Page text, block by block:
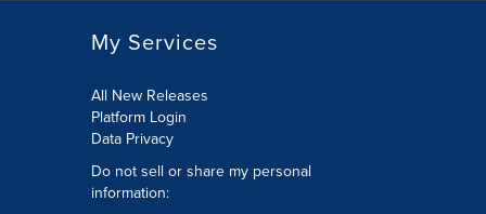
My Services
All New Releases
Platform Login
Data Privacy
Do not sell or share my personal
information: